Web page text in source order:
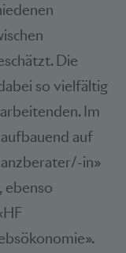
Die
so vielfältig
Im
auf
in»
ebenso